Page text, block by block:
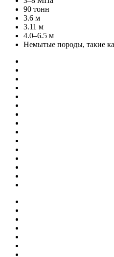
90 тонн
3.6 м
3.11 м
4.0–6.5 м
Немытые породы, такие